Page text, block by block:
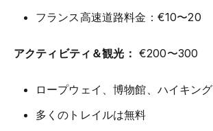
フランス高速道路料金：€10〜20
アクティビティ＆観光： €200〜300
ロープウェイ、博物館、ハイキング
多くのトレイルは無料